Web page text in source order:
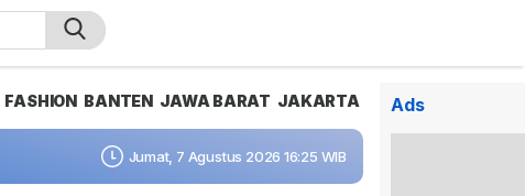
FASHION BANTEN JAWA BARAT JAKARTA
Jumat, 7 Agustus 2026 16:25 WIB
Ads